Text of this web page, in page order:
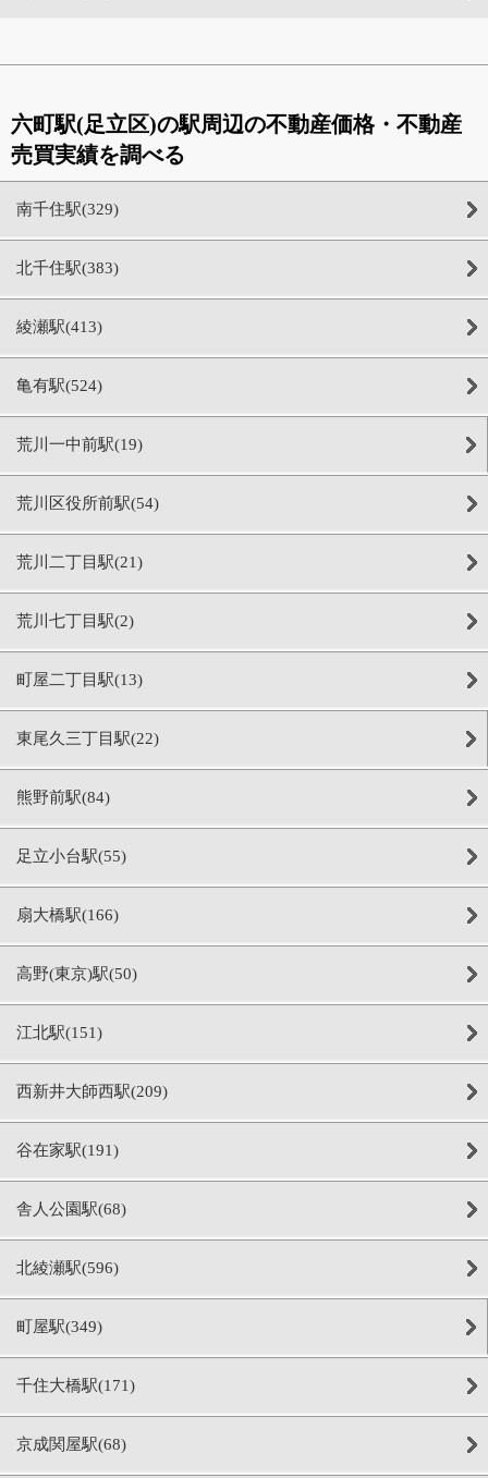
六町駅(足立区)の駅周辺の不動産価格・不動産
売買実績を調べる
南千住駅(329)
北千住駅(383)
綾瀬駅(413)
亀有駅(524)
荒川一中前駅(19)
荒川区役所前駅(54)
荒川二丁目駅(21)
荒川七丁目駅(2)
町屋二丁目駅(13)
東尾久三丁目駅(22)
熊野前駅(84)
足立小台駅(55)
扇大橋駅(166)
高野(東京)駅(50)
江北駅(151)
西新井大師西駅(209)
谷在家駅(191)
舎人公園駅(68)
北綾瀬駅(596)
町屋駅(349)
千住大橋駅(171)
京成関屋駅(68)